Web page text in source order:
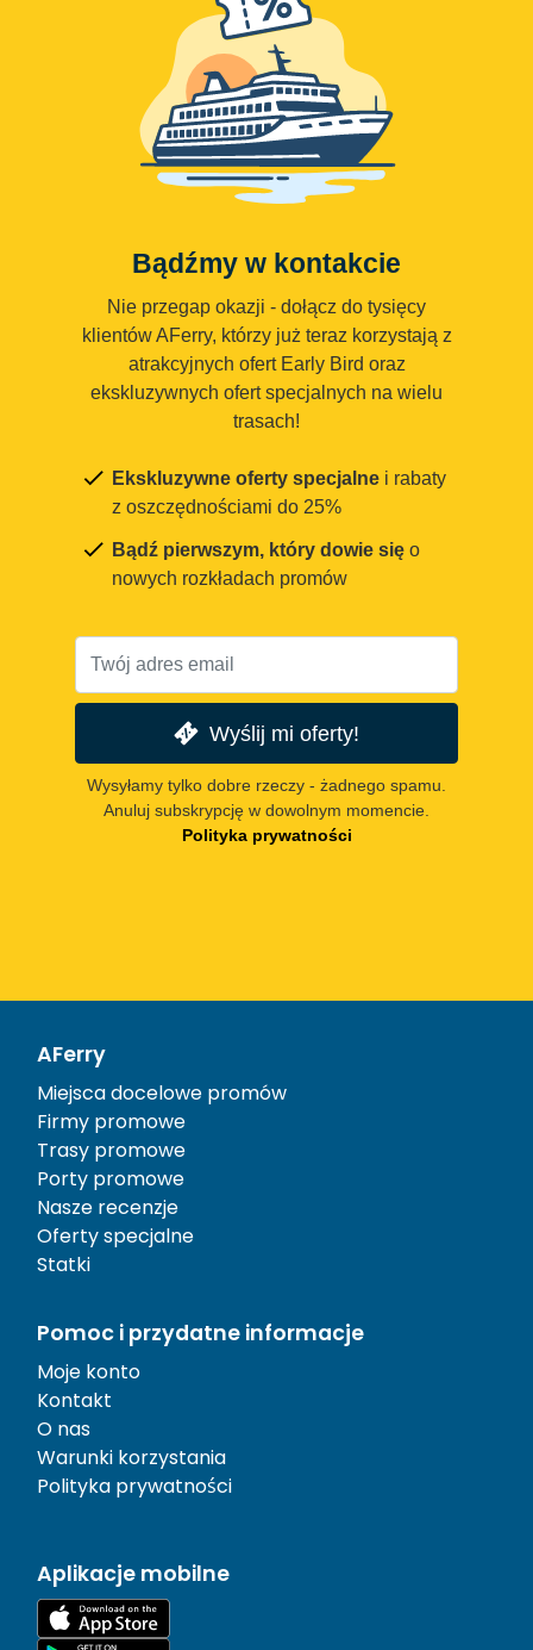
Bądźmy w kontakcie
Nie przegap okazji - dołącz do tysięcy
klientów AFerry, którzy już teraz korzystają z
atrakcyjnych ofert Early Bird oraz
ekskluzywnych ofert specjalnych na wielu
trasach!
Ekskluzywne oferty specjalne i rabaty
z oszczędnościami do 25%
Bądź pierwszym, który dowie się o
nowych rozkładach promów
Wyślij mi oferty!
Wysyłamy tylko dobre rzeczy - żadnego spamu.
Anuluj subskrypcję w dowolnym momencie.
Polityka prywatności
AFerry
Miejsca docelowe promów
Firmy promowe
Trasy promowe
Porty promowe
Nasze recenzje
Oferty specjalne
Statki
Pomoc i przydatne informacje
Moje konto
Kontakt
O nas
Warunki korzystania
Polityka prywatności
Aplikacje mobilne